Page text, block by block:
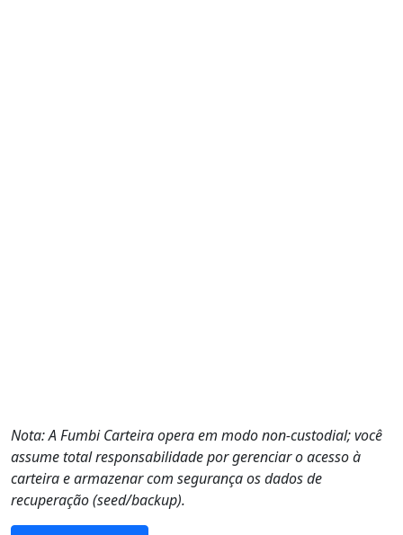
Nota: A Fumbi Carteira opera em modo non-custodial; você
assume total responsabilidade por gerenciar o acesso à
carteira e armazenar com segurança os dados de
recuperação (seed/backup).